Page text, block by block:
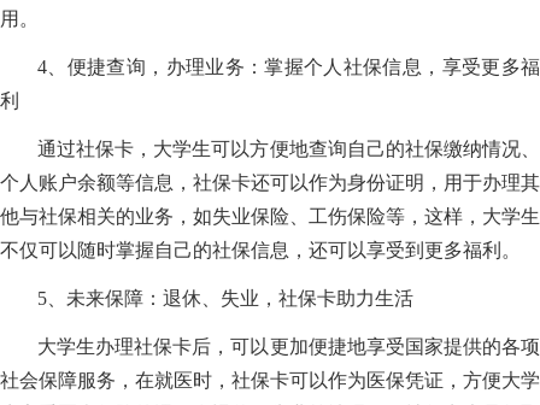
用。
4、便捷查询，办理业务：掌握个人社保信息，享受更多福
利
通过社保卡，大学生可以方便地查询自己的社保缴纳情况、
个人账户余额等信息，社保卡还可以作为身份证明，用于办理其
他与社保相关的业务，如失业保险、工伤保险等，这样，大学生
不仅可以随时掌握自己的社保信息，还可以享受到更多福利。
5、未来保障：退休、失业，社保卡助力生活
大学生办理社保卡后，可以更加便捷地享受国家提供的各项
社会保障服务，在就医时，社保卡可以作为医保凭证，方便大学